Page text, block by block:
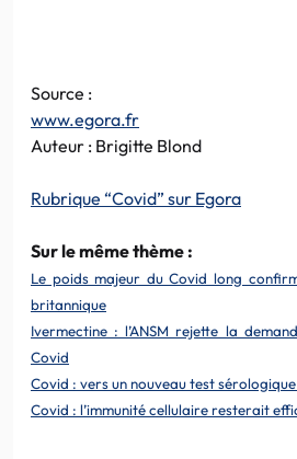
Source :
www.egora.fr
Auteur : Brigitte Blond
Rubrique “Covid” sur Egora
Sur le même thème :
Le poids majeur du Covid long
britannique
Ivermectine : l’ANSM rejette la
Covid
Covid : vers un nouveau test
Covid : l’immunité cellulaire resterait